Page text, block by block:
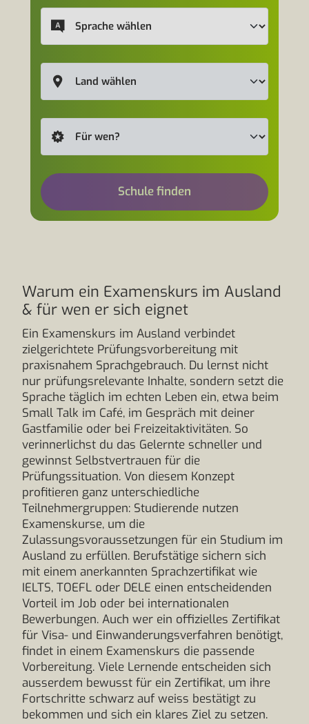
Schule finden
Warum ein Examenskurs im Ausland
& für wen er sich eignet
Ein Examenskurs im Ausland verbindet
zielgerichtete Prüfungsvorbereitung mit
praxisnahem Sprachgebrauch. Du lernst nicht
nur prüfungsrelevante Inhalte, sondern setzt die
Sprache täglich im echten Leben ein, etwa beim
Small Talk im Café, im Gespräch mit deiner
Gastfamilie oder bei Freizeitaktivitäten. So
verinnerlichst du das Gelernte schneller und
gewinnst Selbstvertrauen für die
Prüfungssituation. Von diesem Konzept
profitieren ganz unterschiedliche
Teilnehmergruppen: Studierende nutzen
Examenskurse, um die
Zulassungsvoraussetzungen für ein Studium im
Ausland zu erfüllen. Berufstätige sichern sich
mit einem anerkannten Sprachzertifikat wie
IELTS, TOEFL oder DELE einen entscheidenden
Vorteil im Job oder bei internationalen
Bewerbungen. Auch wer ein offizielles Zertifikat
für Visa- und Einwanderungsverfahren benötigt,
findet in einem Examenskurs die passende
Vorbereitung. Viele Lernende entscheiden sich
ausserdem bewusst für ein Zertifikat, um ihre
Fortschritte schwarz auf weiss bestätigt zu
bekommen und sich ein klares Ziel zu setzen.